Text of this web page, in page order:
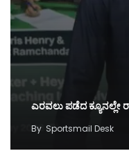
ಎರವಲು ಪಡೆದ ಕ್ಯೂನಲ್ಲೇ
By Sportsmail Desk